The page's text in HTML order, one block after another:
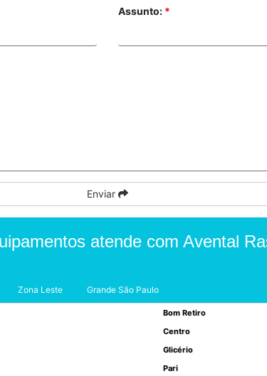
Assunto: *
Enviar
atende com Avental
Zona Leste Grande São Paulo
Bom Retiro
Centro
Glicério
Pari